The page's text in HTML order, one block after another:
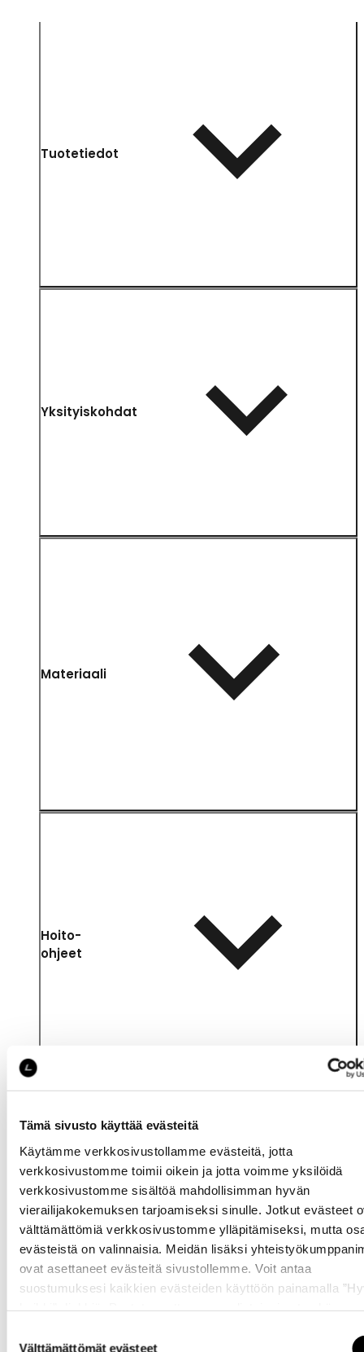
Tämä sivusto käyttää evästeitä
Käytämme verkkosivustollamme evästeitä, jotta
verkkosivustomme toimii oikein ja jotta voimme yksilöidä
verkkosivustomme sisältöä mahdollisimman hyvän
vierailijakokemuksen tarjoamiseksi sinulle. Jotkut evästeet
välttämättömiä verkkosivustomme ylläpitämiseksi, mutta
evästeistä on valinnaisia. Meidän lisäksi
ovat asettaneet evästeitä sivustollemme. Voit antaa
suostumuksesi kaikkien evästeiden käyttöön painamalla
Välttämättömät evästeet
Tuotetiedot
Yksityiskohdat
Materiaali
Hoito-
ohjeet
Katso saatavuus
myymälässä